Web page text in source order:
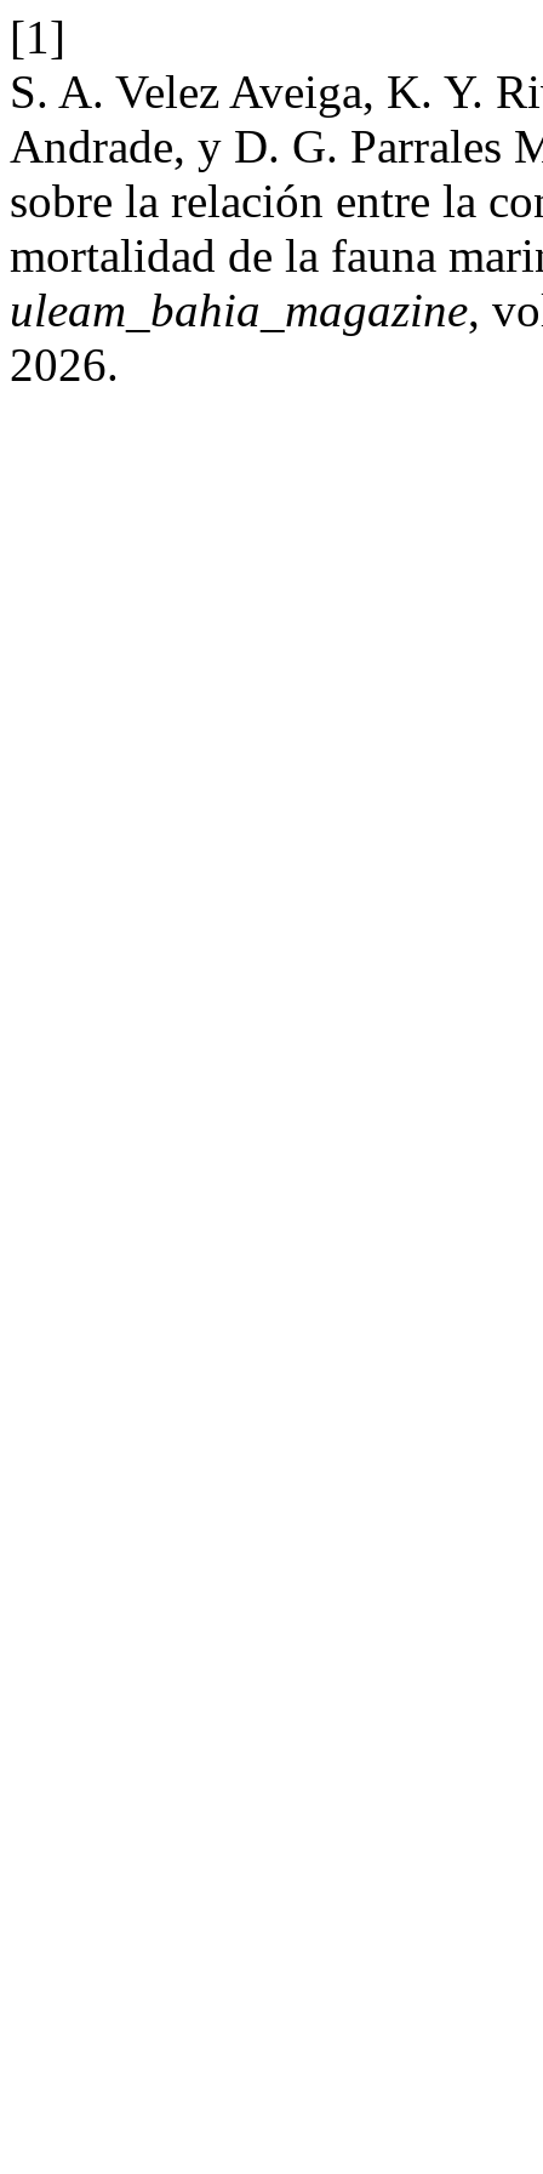
[1]
S. A. Velez Aveiga, K. Y.
Andrade, y D. G. Parrales
sobre la relación entre la
mortalidad de la fauna
uleam_bahia_magazine,
2026.